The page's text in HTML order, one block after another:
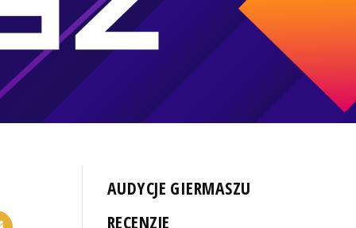
AUDYCJE GIERMASZU
RECENZJE